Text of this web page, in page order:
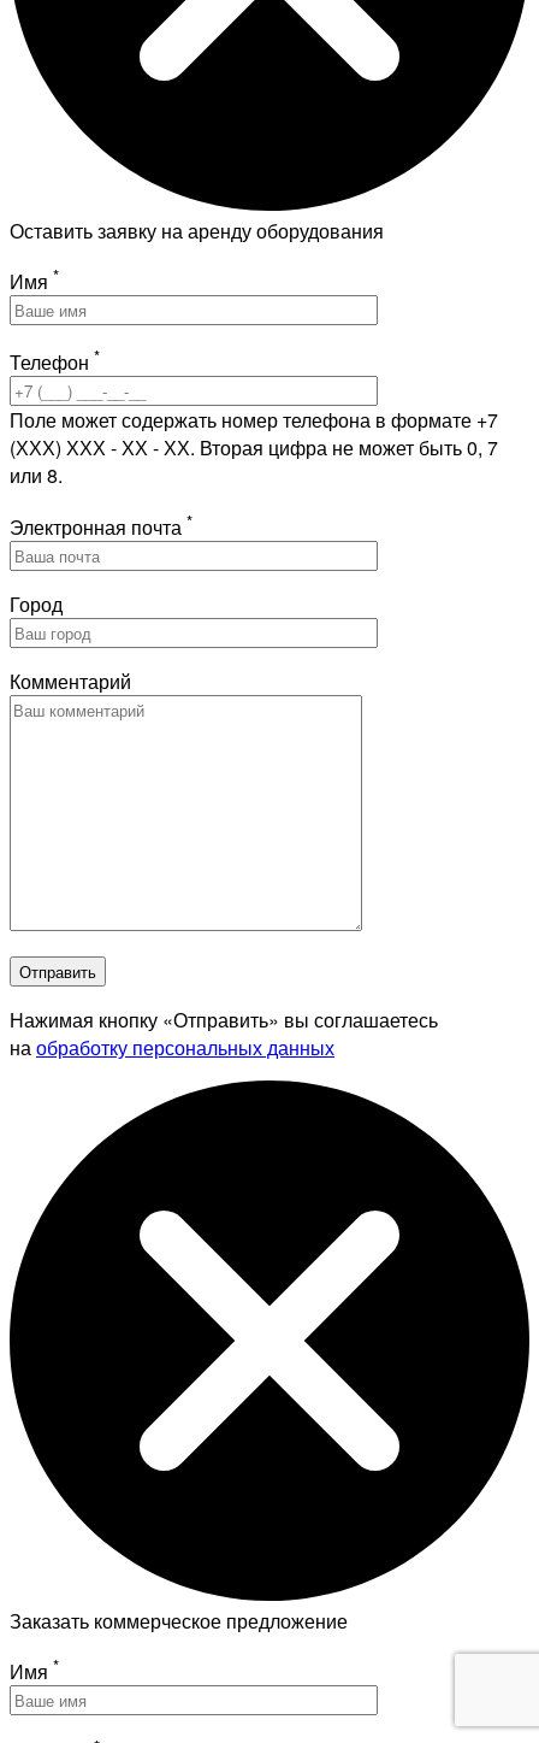
Оставить заявку на аренду оборудования
Имя *
Телефон *
Поле может содержать номер телефона в формате +7
(ХХХ) ХХХ - ХХ - ХХ. Вторая цифра не может быть 0, 7
или 8.
Электронная почта *
Город
Комментарий
Отправить
Нажимая кнопку «Отправить» вы соглашаетесь
на обработку персональных данных
Заказать коммерческое предложение
Имя *